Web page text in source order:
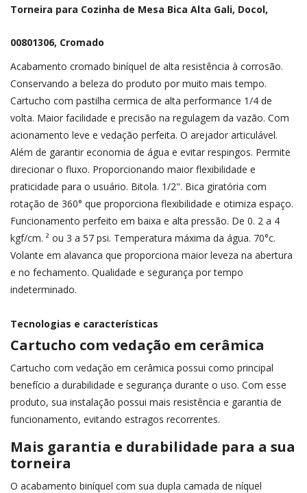
Cadastrar
Torneira para Cozinha de Mesa Bica Alta Gali, Docol,
00801306, Cromado
Acabamento cromado biníquel de alta resistência à corrosão.
Conservando a beleza do produto por muito mais tempo.
Cartucho com pastilha cermica de alta performance 1/4 de
volta. Maior facilidade e precisão na regulagem da vazão. Com
acionamento leve e vedação perfeita. O arejador articulável.
Além de garantir economia de água e evitar respingos. Permite
direcionar o fluxo. Proporcionando maior flexibilidade e
praticidade para o usuário. Bitola. 1/2". Bica giratória com
rotação de 360° que proporciona flexibilidade e otimiza espaço.
Funcionamento perfeito em baixa e alta pressão. De 0. 2 a 4
kgf/cm. ² ou 3 a 57 psi. Temperatura máxima da água. 70°c.
Volante em alavanca que proporciona maior leveza na abertura
e no fechamento. Qualidade e segurança por tempo
indeterminado.
Tecnologias e características
Cartucho com vedação em cerâmica
Cartucho com vedação em cerâmica possui como principal
benefício a durabilidade e segurança durante o uso. Com esse
produto, sua instalação possui mais resistência e garantia de
funcionamento, evitando estragos recorrentes.
Mais garantia e durabilidade para a sua
torneira
O acabamento biníquel com sua dupla camada de níquel